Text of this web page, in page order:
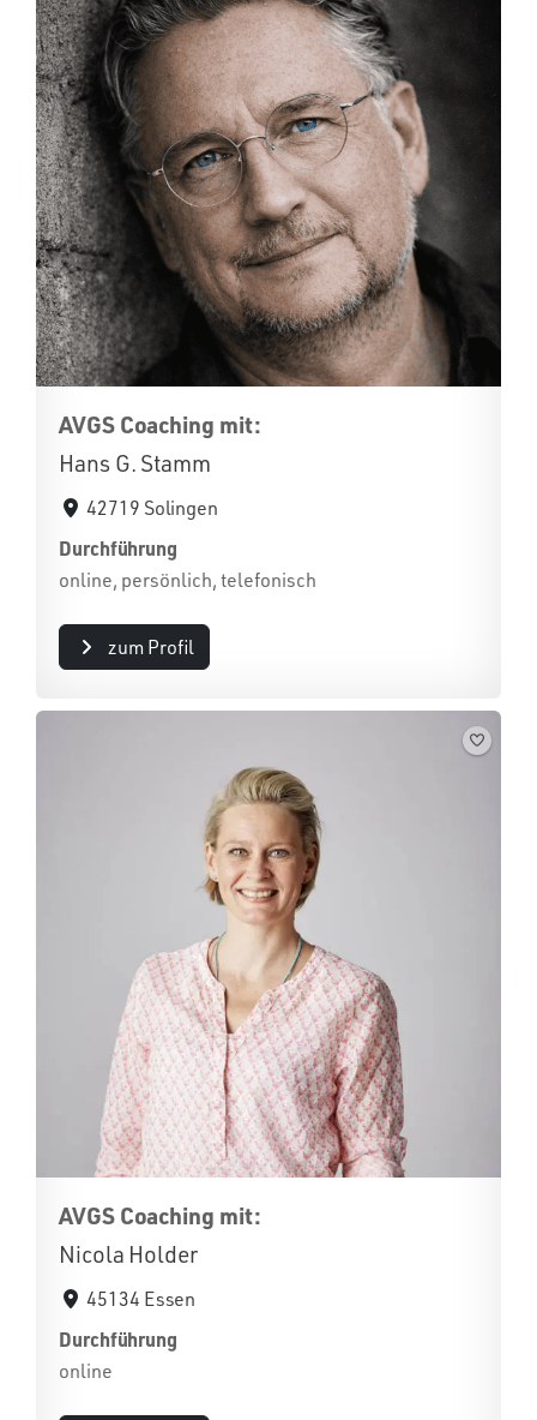
AVGS Coaching mit:
Hans G. Stamm
42719 Solingen
Durchführung
online, persönlich, telefonisch
zum Profil
AVGS Coaching mit:
Nicola Holder
45134 Essen
Durchführung
online